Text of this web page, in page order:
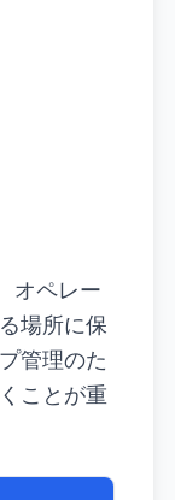
オペレー
場所に保
管理のた
ことが重